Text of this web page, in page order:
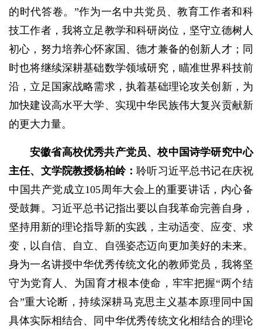
的时代答卷。”作为一名中共党员、教育工作者和科
技工作者，我将立足教学和科研岗位，坚守立德树人
初心，努力培养心怀家国、德才兼备的创新人才；同
时也将继续深耕基础数学领域研究，瞄准世界科技前
沿，立足国家战略需求，执着基础理论攻关创新，为
加快建设高水平大学、实现中华民族伟大复兴贡献新
的更大力量。
安徽省高校优秀共产党员、校中国诗学研究中心
主任、文学院教授杨柏岭：聆听习近平总书记在庆祝
中国共产党成立105周年大会上的重要讲话，内心备
受鼓舞。习近平总书记指出要以自我革命完善自身，
坚持用新的理论指导新的实践，主动适变、应变、求
变，以自信、自立、自强姿态迈向更加美好的未来。
身为一名讲授中华优秀传统文化的教师党员，我将坚
守为党育人、为国育才根本使命，牢牢把握“两个结
合”重大论断，持续深耕马克思主义基本原理同中国
具体实际相结合、同中华优秀传统文化相结合的理论